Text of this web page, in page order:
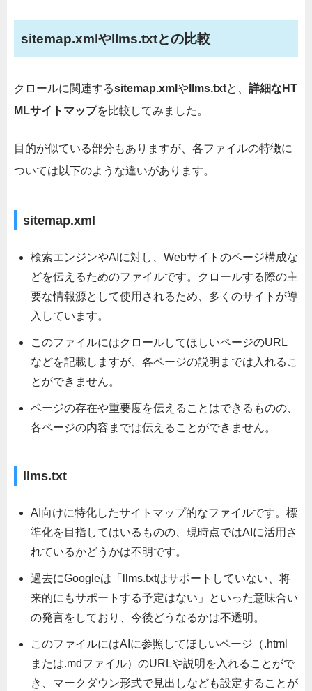
sitemap.xmlやllms.txtとの比較
クロールに関連するsitemap.xml や llms.txtと、 詳細なHT
MLサイトマップを比較してみました。
目的が似ている部分もありますが、各ファイルの特徴に
ついては以下のような違いがあります。
sitemap.xml
検索エンジンやAIに対し、Webサイトのページ構成な
どを伝えるためのファイルです。クロールする際の主
要な情報源として使用されるため、多くのサイトが導
入しています。
このファイルにはクロールしてほしいページのURL
などを記載しますが、各ページの説明までは入れるこ
とができません。
ページの存在や重要度を伝えることはできるものの、
各ページの内容までは伝えることができません。
llms.txt
AI向けに特化したサイトマップ的なファイルです。標
準化を目指してはいるものの、現時点ではAIに活用さ
れているかどうかは不明です。
過去にGoogleは「llms.txtはサポートしていない、将
来的にもサポートする予定はない」といった意味合い
の発言をしており、今後どうなるかは不透明。
このファイルにはAIに参照してほしいページ（.html
または.mdファイル）のURLや説明を入れることがで
き、マークダウン形式で見出しなども設定することが